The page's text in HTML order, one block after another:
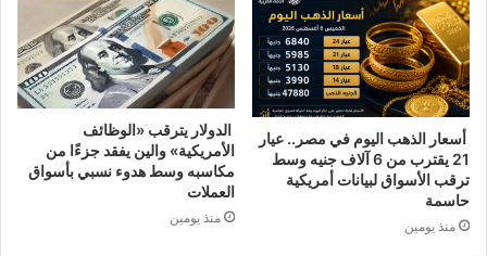
أسعار الذهب اليوم في مصر.. عيار
21 يقترب من 6 آلاف جنيه وسط
ترقب الأسواق لبيانات أمريكية
حاسمة
منذ يومين
الدولار يترقب «الوظائف
الأمريكية» والين يفقد جزءًا من
مكاسبه وسط هدوء نسبي بأسواق
العملات
منذ يومين